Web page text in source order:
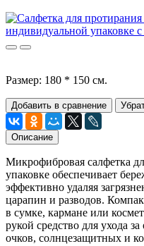
Размер: 180 * 150 см.
Добавить в сравнение
Описание
Микрофибровая салфетка
упаковке обеспечивает
эффективно удаляя
царапин и разводов.
в сумке, кармане или
рукой средство для ухода
очков, солнцезащитных и